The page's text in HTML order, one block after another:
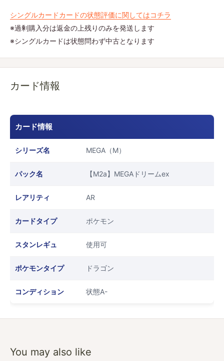
シングルカードカードの状態評価に関してはコチラ
※過剰購入分は返金の上残りのみを発送します
※シングルカードは状態問わず中古となります
カード情報
カード情報
シリーズ名 MEGA（M）
パック名 【M2a】MEGAドリームex
レアリティ AR
カードタイプ ポケモン
スタンレギュ 使用可
ポケモンタイプ ドラゴン
コンディション 状態A-
You may also like